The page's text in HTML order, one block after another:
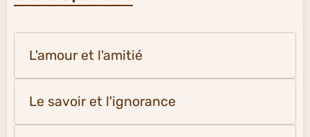
L'amour et l'amitié
Le savoir et l'ignorance